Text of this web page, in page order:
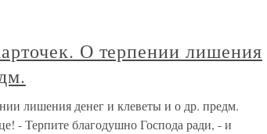
О терпении лишения
лишения денег и клеветы и о др. предм.
- Терпите благодушно Господа ради, - и